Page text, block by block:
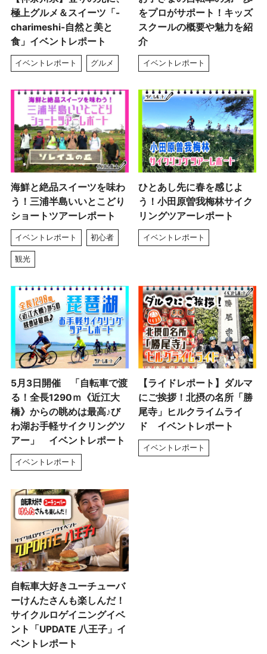
極上グルメ＆スイーツ「-
charimeshi-自然と美と
食」イベントレポート
イベントレポート グルメ
をプロがサポート！キッズ
スクールの概要や魅力を紹
介
イベントレポート
海鮮と絶品スイーツを味わ
う！三浦半島いいとこどり
ショートツアーレポート
イベントレポート 初心者
観光
ひとあし先に春を感じよ
う！小田原曽我梅林サイク
リングツアーレポート
イベントレポート
5月3日開催 「自転車で渡
る！全長1290ｍ《近江大
橋》からの眺めは最高♪び
わ湖お手軽サイクリングツ
アー」 イベントレポート
イベントレポート
【ライドレポート】ダルマ
にご挨拶！北摂の名所「勝
尾寺」ヒルクライムライ
ド イベントレポート
イベントレポート
自転車大好きユーチューバ
ーけんたさんも楽しんだ！
サイクルロゲイニングイベ
ント「UPDATE 八王子」イ
ベントレポート